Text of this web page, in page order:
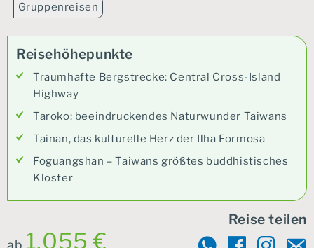
Gruppenreisen
Reisehöhepunkte
Traumhafte Bergstrecke: Central Cross-Island
Highway
Taroko: beeindruckendes Naturwunder Taiwans
Tainan, das kulturelle Herz der Ilha Formosa
Foguangshan – Taiwans größtes buddhistisches
Kloster
ab 1.055 €
Reise teilen